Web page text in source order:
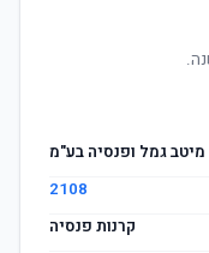
מיטב גמל ופנסיה בע"מ
2108
קרנות פנסיה